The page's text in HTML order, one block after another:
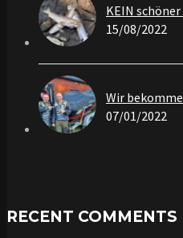
KEIN
15/08/2022
Wir
07/01/2022
RECENT COMMENTS